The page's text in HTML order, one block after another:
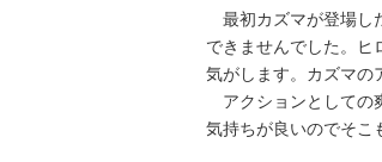
最初カズマが登場し
できませんでした。ヒ
気がします。カズマの
アクションとしての
気持ちが良いのでそこ